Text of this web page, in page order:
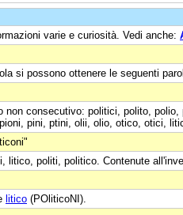
varie e curiosità. Vedi anche:
si possono ottenere le seguenti
non consecutivo: politici, polito,
pini, ptini, olii, olio, otico, otici,
litico, politi, politico. Contenute
litico (POliticoNI).